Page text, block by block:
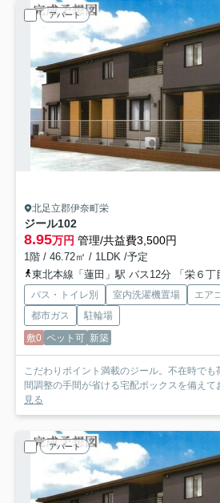
アパート
北足立郡伊奈町栄
ジール102
8.95万円 管理/共益費3,500円
1階 / 46.72㎡ / 1LDK /予定
東北本線「蓮田」駅 バス12分 「栄６丁
バス・トイレ別 室内洗濯機置場 エア
都市ガス
駐輪場
敷0 ペット可 新築
こだわりポイント満載のジール。不在時で
間調整の手間が省ける宅配ボックスを備えて
見る
アパート